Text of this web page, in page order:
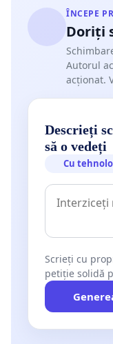
ÎNCEPE
Doriți
Autorul
acționat.
Descrieți
să o vedeți
Cu
Scrieți cu
petiție solidă